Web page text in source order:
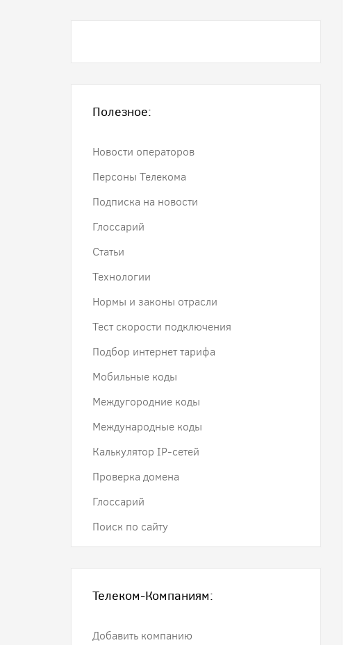
Полезное:
Новости операторов
Персоны Телекома
Подписка на новости
Глоссарий
Статьи
Технологии
Нормы и законы отрасли
Тест скорости подключения
Подбор интернет тарифа
Мобильные коды
Междугородние коды
Международные коды
Калькулятор IP-сетей
Проверка домена
Глоссарий
Поиск по сайту
Телеком-Компаниям:
Добавить компанию